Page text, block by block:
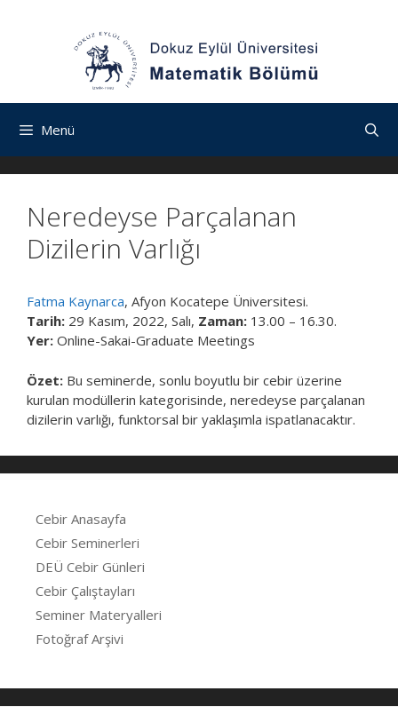
Menü
Neredeyse Parçalanan
Dizilerin Varlığı
Fatma Kaynarca, Afyon Kocatepe Üniversitesi.
Tarih: 29 Kasım, 2022, Salı, Zaman: 13.00 – 16.30.
Yer: Online-Sakai-Graduate Meetings
Özet: Bu seminerde, sonlu boyutlu bir cebir üzerine
kurulan modüllerin kategorisinde, neredeyse parçalanan
dizilerin varlığı, funktorsal bir yaklaşımla ispatlanacaktır.
Cebir Anasayfa
Cebir Seminerleri
DEÜ Cebir Günleri
Cebir Çalıştayları
Seminer Materyalleri
Fotoğraf Arşivi